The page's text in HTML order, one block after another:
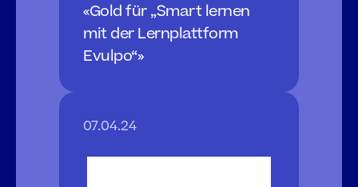
«Gold für „Smart lernen
mit der Lernplattform
Evulpo“»
07.04.24